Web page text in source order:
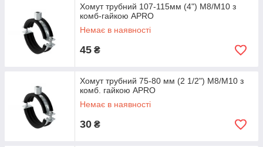
Хомут трубний 107-115мм (4") М8/М10 з
комб-гайкою APRO
Немає в наявності
45 ₴
Хомут трубний 75-80 мм (2 1/2") М8/М10 з
комб. гайкою APRO
Немає в наявності
30 ₴